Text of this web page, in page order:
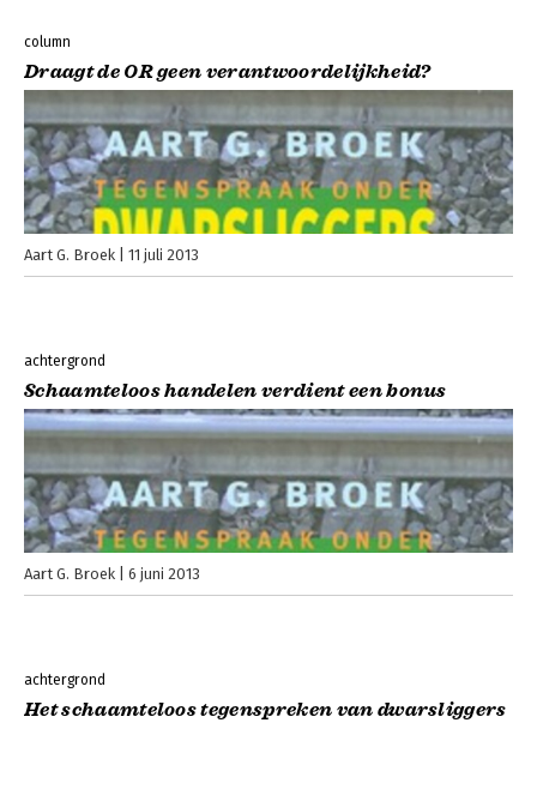
column
Draagt de OR geen verantwoordelijkheid?
Aart G. Broek 11 juli 2013
achtergrond
Schaamteloos handelen verdient een bonus
Aart G. Broek 6 juni 2013
achtergrond
Het schaamteloos tegenspreken van dwarsliggers